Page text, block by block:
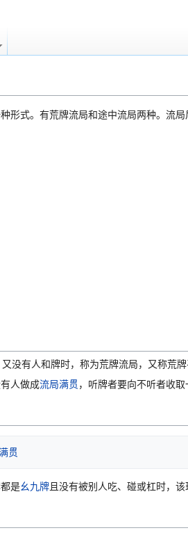
形式。有荒牌流局和途中流局两种。流局
没有人和牌时，称为荒牌流局，又称荒牌
人做成流局满贯 ，听牌者要向不听者收
贯
是幺九牌 且没有被别人吃、碰或杠时，